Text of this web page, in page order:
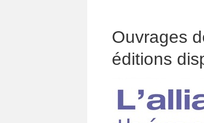
Ouvrages
éditions